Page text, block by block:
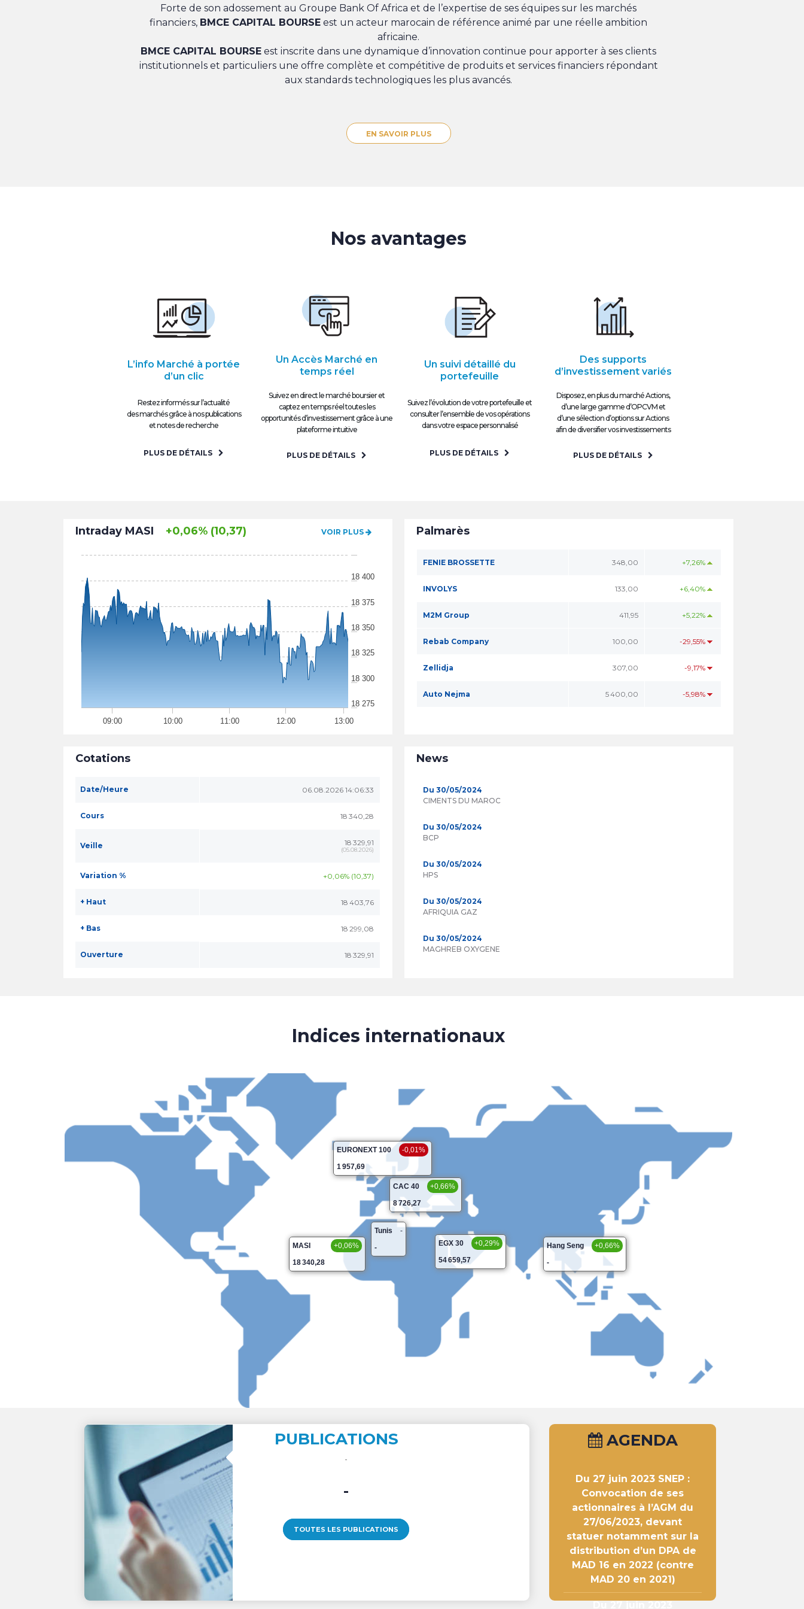
Forte de son adossement au Groupe Bank Of Africa et de l’expertise de ses équipes sur les marchés
financiers, BMCE CAPITAL BOURSE est un acteur marocain de référence animé par une réelle ambition
africaine.
BMCE CAPITAL BOURSE est inscrite dans une dynamique d’innovation continue pour apporter à ses clients
institutionnels et particuliers une offre complète et compétitive de produits et services financiers répondant
aux standards technologiques les plus avancés.
EN SAVOIR PLUS
Nos avantages
L’info Marché à portée
d’un clic
Restez informés sur l’actualité
des marchés grâce à nos publications
et notes de recherche
PLUS DE DÉTAILS
Un Accès Marché en
temps réel
Suivez en direct le marché boursier et
captez en temps réel toutes les
opportunités d’investissement grâce à une
plateforme intuitive
PLUS DE DÉTAILS
Un suivi détaillé du
portefeuille
Suivez l’évolution de votre portefeuille et
consulter l’ensemble de vos opérations
dans votre espace personnalisé
PLUS DE DÉTAILS
Des supports
d’investissement variés
Disposez, en plus du marché Actions,
d’une large gamme d’OPCVM et
d’une sélection d’options sur Actions
afin de diversifier vos investissements
PLUS DE DÉTAILS
Intraday MASI +0,06% (10,37) VOIR PLUS
09:00 10:00 11:00 12:00 13:00
18 275
18 300
18 325
18 350
18 375
18 400
Palmarès
FENIE BROSSETTE 348,00 +7,26%
INVOLYS 133,00 +6,40%
M2M Group 411,95 +5,22%
Rebab Company 100,00 -29,55%
Zellidja 307,00 -9,17%
Auto Nejma 5 400,00 -5,98%
Cotations
Date/Heure 06.08.2026 14:06:33
Cours 18 340,28
Veille 18 329,91
(05.08.2026)
Variation % +0,06% (10,37)
+ Haut 18 403,76
+ Bas 18 299,08
Ouverture 18 329,91
News
Du 30/05/2024
CIMENTS DU MAROC
Du 30/05/2024
BCP
Du 30/05/2024
HPS
Du 30/05/2024
AFRIQUIA GAZ
Du 30/05/2024
MAGHREB OXYGENE
Indices internationaux
CAC 40
+0,66%
8 726,27
EURONEXT 100
-0,01%
1 957,69
MASI
+0,06%
18 340,28
Hang Seng
+0,66%
-
Tunis
-
-
EGX 30
+0,29%
54 659,57
PUBLICATIONS
-
TOUTES LES PUBLICATIONS
AGENDA
Du 27 juin 2023 SNEP :
Convocation de ses
actionnaires à l’AGM du
27/06/2023, devant
statuer notamment sur la
distribution d’un DPA de
MAD 16 en 2022 (contre
MAD 20 en 2021)